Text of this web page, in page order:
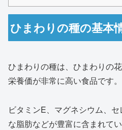
ひまわりの種の基本
ひまわりの種は、ひまわりの
栄養価が非常に高い食品です。
ビタミンE、マグネシウム、
な脂肪などが豊富に含まれてい